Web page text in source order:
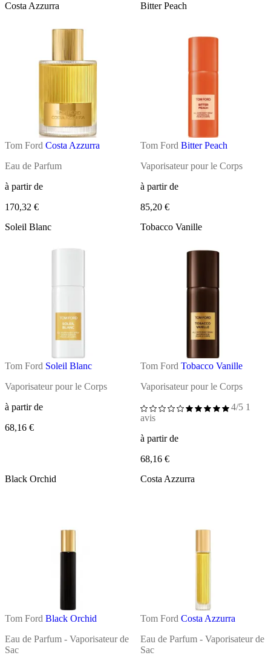
Costa Azzurra
Tom Ford Costa Azzurra
Eau de Parfum
à partir de
170,32 €
Bitter Peach
Tom Ford Bitter Peach
Vaporisateur pour le Corps
à partir de
85,20 €
Soleil Blanc
Tom Ford Soleil Blanc
Vaporisateur pour le Corps
à partir de
68,16 €
Tobacco Vanille
Tom Ford Tobacco Vanille
Vaporisateur pour le Corps
4/5 1
avis
à partir de
68,16 €
Black Orchid
Tom Ford Black Orchid
Eau de Parfum - Vaporisateur de
Sac
Costa Azzurra
Tom Ford Costa Azzurra
Eau de Parfum - Vaporisateur de
Sac